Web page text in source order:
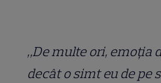
„De multe ori, emoția
decât o simt eu de pe